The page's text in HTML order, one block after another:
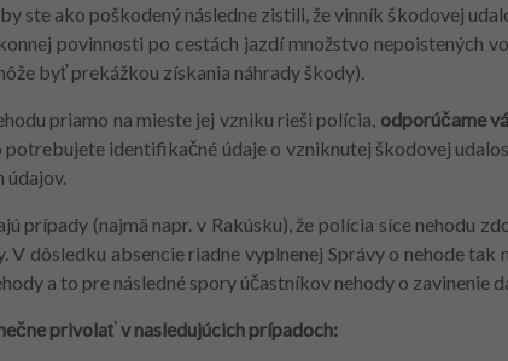
ste ako poškodený následne zistili, že vinník škodovej
povinnosti po cestách jazdí množstvo nepoistených
byť prekážkou získania náhrady škody).
priamo na mieste jej vzniku rieši polícia, odporúčame
identifikačné údaje o vzniknutej škodovej
údajov.
prípady (najmä napr. v Rakúsku), že polícia síce nehodu
V dôsledku absencie riadne vyplnenej Správy o nehode
a to pre následné spory účastníkov nehody o zavinenie
privolať v nasledujúcich prípadoch: